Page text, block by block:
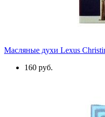
Масляные духи Lexus
160 руб.